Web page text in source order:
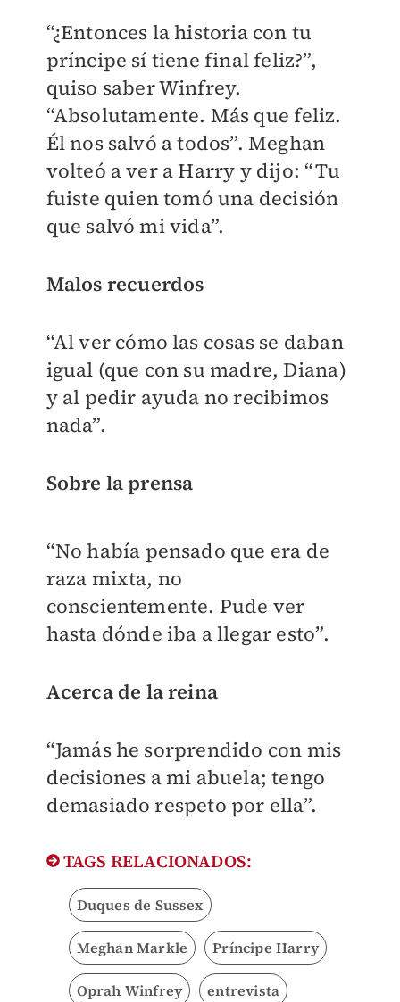
“¿Entonces la historia con tu
príncipe sí tiene final feliz?”,
quiso saber Winfrey.
“Absolutamente. Más que feliz.
Él nos salvó a todos”. Meghan
volteó a ver a Harry y dijo: “Tu
fuiste quien tomó una decisión
que salvó mi vida”.
Malos recuerdos
“Al ver cómo las cosas se daban
igual (que con su madre, Diana)
y al pedir ayuda no recibimos
nada”.
Sobre la prensa
“No había pensado que era de
raza mixta, no
conscientemente. Pude ver
hasta dónde iba a llegar esto”.
Acerca de la reina
“Jamás he sorprendido con mis
decisiones a mi abuela; tengo
demasiado respeto por ella”.
TAGS RELACIONADOS:
Duques de Sussex
Meghan Markle Príncipe Harry
Oprah Winfrey entrevista